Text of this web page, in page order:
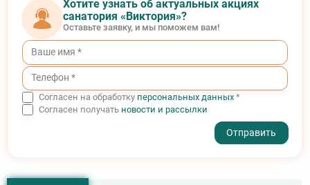
Хотите узнать об актуальных акциях
санатория «Виктория»?
Оставьте заявку, и мы поможем вам!
Согласен на обработку персональных данных*
Согласен получать новости и рассылки